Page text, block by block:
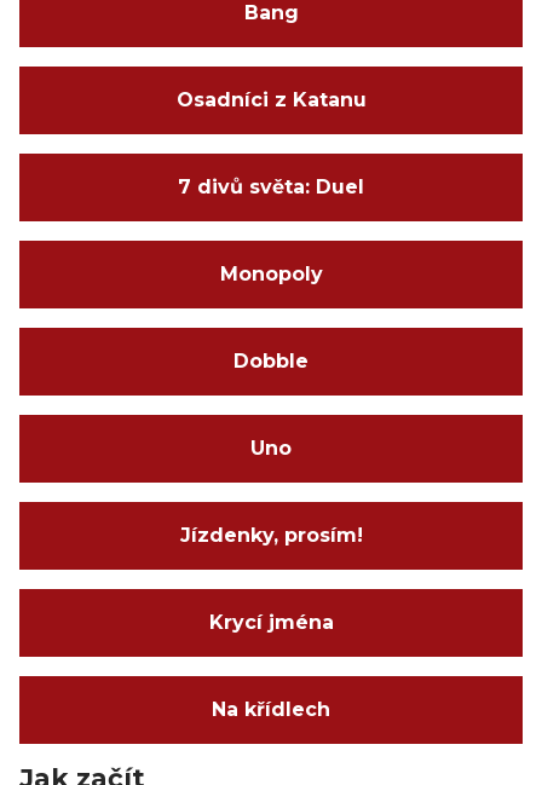
Bang
Osadníci z Katanu
7 divů světa: Duel
Monopoly
Dobble
Uno
Jízdenky, prosím!
Krycí jména
Na křídlech
Jak začít